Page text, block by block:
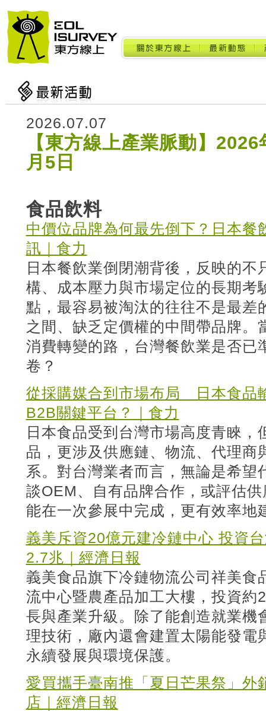
2026.07.07
【東方線上產業脈動】
月5日
食品飲料
中價位品牌為何最先倒下？日本餐
訊｜食力
日本餐飲業倒閉潮背後，反映的
構、成本壓力與市場定位的長期考
點，最容易被淘汰的往往不是最差
之間、缺乏定價權的中間帶品牌。
消費轉變的路，台灣餐飲業是否已
卷？
從採購媒合到市場布局 日本食品
B2B關鍵平台？｜食力
日本食品受到台灣市場高度青睞，
品，更涉及供應鏈、物流、代理商
系。對台灣業者而言，無論是希望
談OEM、自有品牌合作，或評估
能在一次參展中完成，更有效率地
義美斥資20億元建冷鏈中心 投資
2.7兆｜經濟日報
義美食品旗下冷鏈物流公司祥美食
流中心暨農產品加工大樓，投資約
長與產業升級。除了能創造就業機
理技術，廠內還會建置太陽能發電
永續發展與環境保護。
愛買攜手臺南推「夏日芒果祭」外
店｜經濟日報